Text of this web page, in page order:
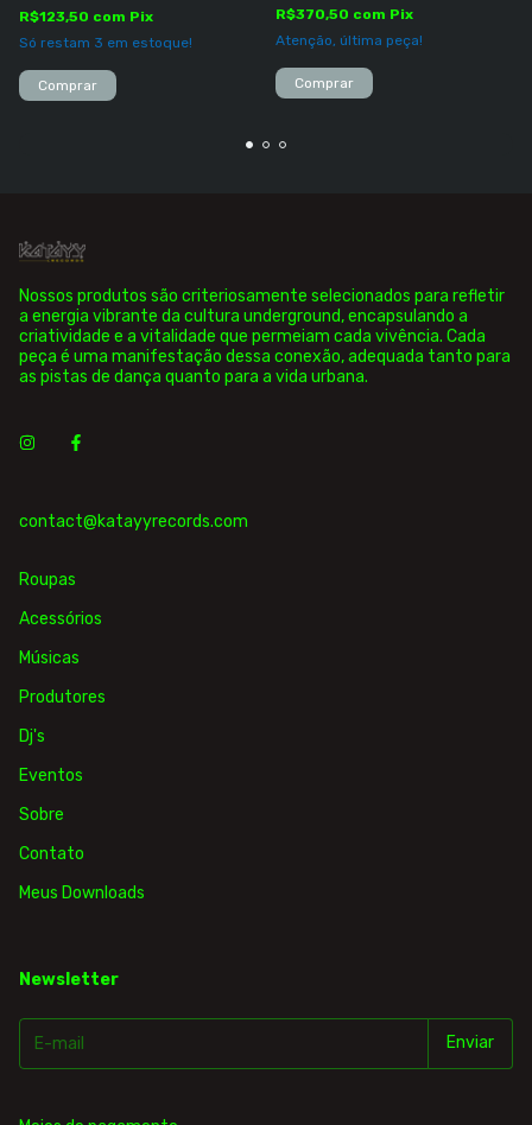
R$123,50 com Pix
Só restam 3 em estoque!
Comprar
R$370,50 com Pix
Atenção, última peça!
Comprar
Nossos produtos são criteriosamente selecionados para refletir
a energia vibrante da cultura underground, encapsulando a
criatividade e a vitalidade que permeiam cada vivência. Cada
peça é uma manifestação dessa conexão, adequada tanto para
as pistas de dança quanto para a vida urbana.
contact@katayyrecords.com
Roupas
Acessórios
Músicas
Produtores
Dj's
Eventos
Sobre
Contato
Meus Downloads
Newsletter